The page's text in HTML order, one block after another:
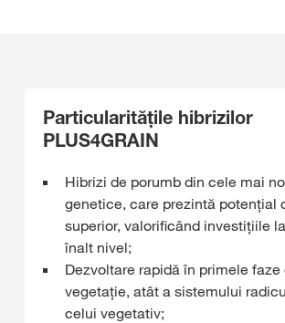
Particularităţile hibrizilor
PLUS4GRAIN
Hibrizi de porumb din cele mai
genetice, care prezintă potențial
superior, valorificând investițiile
înalt nivel;
Dezvoltare rapidă în primele faze
vegetație, atât a sistemului
celui vegetativ;